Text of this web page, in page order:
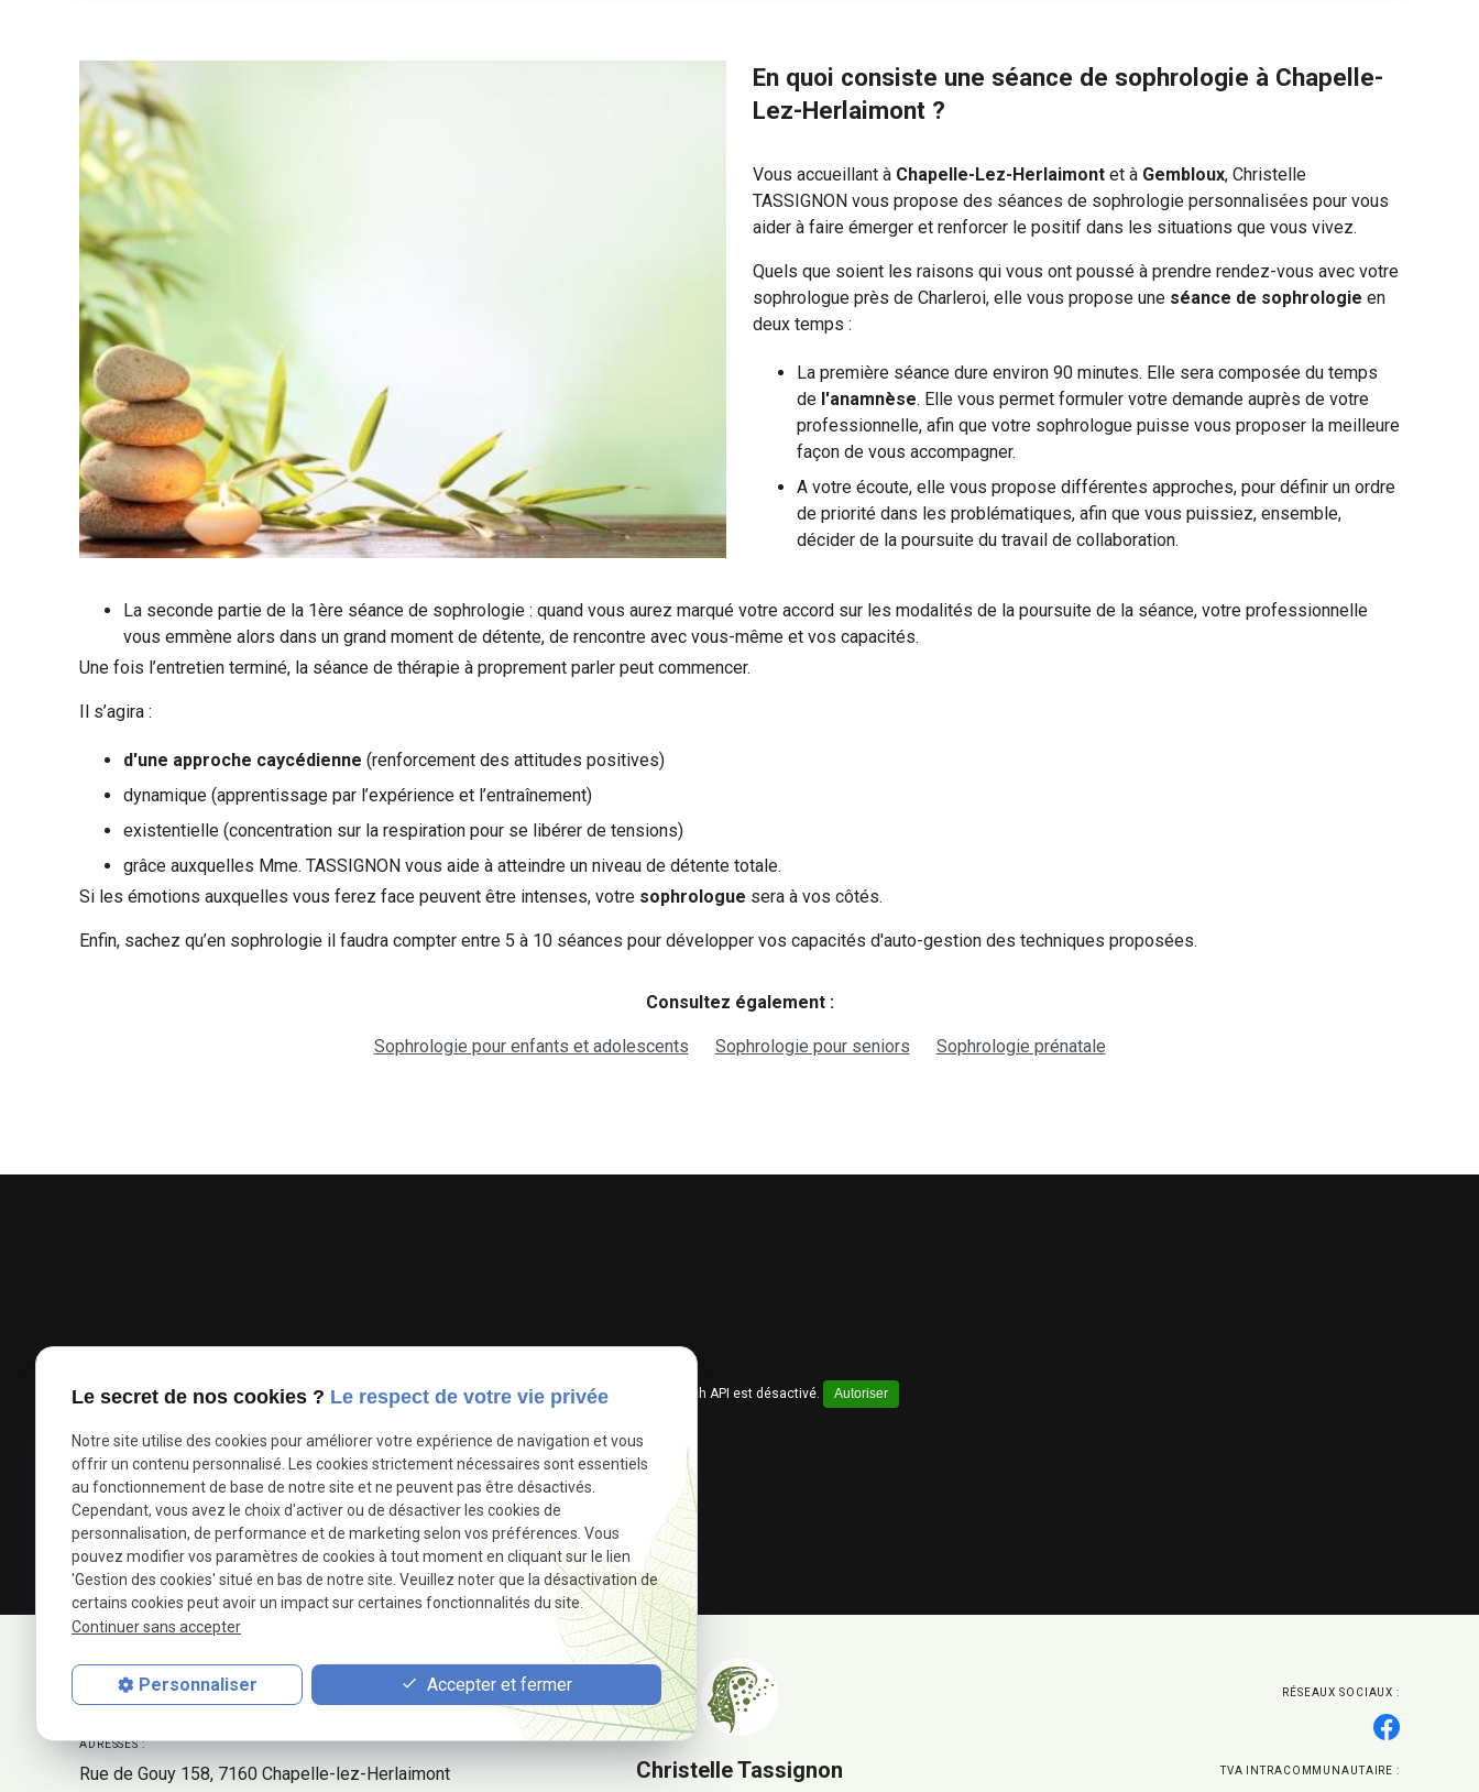
En quoi consiste une séance de sophrologie à Chapelle-
Lez-Herlaimont ?
Vous accueillant à Chapelle-Lez-Herlaimont et à Gembloux, Christelle
TASSIGNON vous propose des séances de sophrologie personnalisées pour vous
aider à faire émerger et renforcer le positif dans les situations que vous vivez.
Quels que soient les raisons qui vous ont poussé à prendre rendez-vous avec votre
sophrologue près de Charleroi, elle vous propose une séance de sophrologie en
deux temps :
La première séance dure environ 90 minutes. Elle sera composée du temps
de l'anamnèse. Elle vous permet formuler votre demande auprès de votre
professionnelle, afin que votre sophrologue puisse vous proposer la meilleure
façon de vous accompagner.
A votre écoute, elle vous propose différentes approches, pour définir un ordre
de priorité dans les problématiques, afin que vous puissiez, ensemble,
décider de la poursuite du travail de collaboration.
La seconde partie de la 1ère séance de sophrologie : quand vous aurez marqué votre accord sur les modalités de la poursuite de la séance, votre professionnelle
vous emmène alors dans un grand moment de détente, de rencontre avec vous-même et vos capacités.
Une fois l’entretien terminé, la séance de thérapie à proprement parler peut commencer.
Il s’agira :
d'une approche caycédienne (renforcement des attitudes positives)
dynamique (apprentissage par l’expérience et l’entraînement)
existentielle (concentration sur la respiration pour se libérer de tensions)
grâce auxquelles Mme. TASSIGNON vous aide à atteindre un niveau de détente totale.
Si les émotions auxquelles vous ferez face peuvent être intenses, votre sophrologue sera à vos côtés.
Enfin, sachez qu’en sophrologie il faudra compter entre 5 à 10 séances pour développer vos capacités d'auto-gestion des techniques proposées.
Consultez également :
Sophrologie pour enfants et adolescents Sophrologie pour seniors Sophrologie prénatale
Google Maps Search API est désactivé. Autoriser
Christelle Tassignon
NUMÉRO DE TÉLÉPHONE :
+32 65 47 25 78
ADRESSES :
Rue de Gouy 158 7160 Chapelle-lez-Herlaimont
RÉSEAUX SOCIAUX :
TVA INTRACOMMUNAUTAIRE :
Le secret de nos cookies ? Le respect de votre vie privée
Notre site utilise des cookies pour améliorer votre expérience de navigation et vous
offrir un contenu personnalisé. Les cookies strictement nécessaires sont essentiels
au fonctionnement de base de notre site et ne peuvent pas être désactivés.
Cependant, vous avez le choix d'activer ou de désactiver les cookies de
personnalisation, de performance et de marketing selon vos préférences. Vous
pouvez modifier vos paramètres de cookies à tout moment en cliquant sur le lien
'Gestion des cookies' situé en bas de notre site. Veuillez noter que la désactivation de
certains cookies peut avoir un impact sur certaines fonctionnalités du site.
Continuer sans accepter
Personnaliser Accepter et fermer